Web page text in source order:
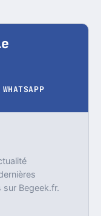
WHATSAPP
sur Begeek.fr.